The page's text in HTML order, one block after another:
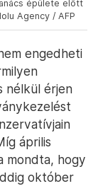
épülete előtt
Agency / AFP
engedheti
nélkül érjen
április
mondta, hogy
október